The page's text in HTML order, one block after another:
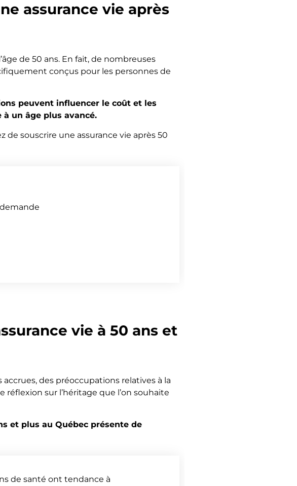
assurance vie après
de 50 ans. En fait, de nombreuses
conçus pour les personnes de
peuvent influencer le coût et les
un âge plus avancé.
souscrire une assurance vie après 50
vie à 50 ans et
des préoccupations relatives à la
sur l’héritage que l’on souhaite
et plus au Québec présente de
de santé ont tendance à